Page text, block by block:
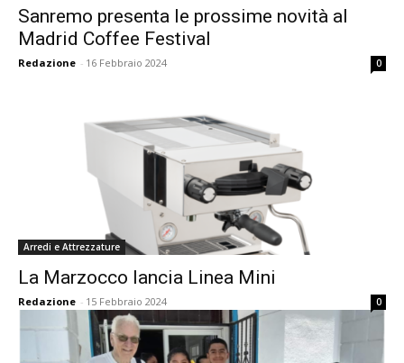
Sanremo presenta le prossime novità al
Madrid Coffee Festival
Redazione - 16 Febbraio 2024 0
Arredi e Attrezzature
La Marzocco lancia Linea Mini
Redazione - 15 Febbraio 2024 0